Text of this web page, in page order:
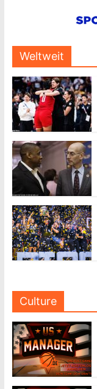
Weltweit
Culture